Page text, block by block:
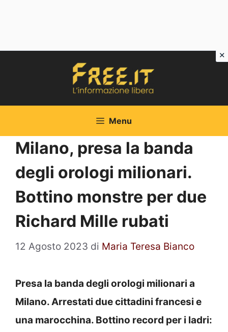
Menu
Milano, presa la banda
degli orologi milionari.
Bottino monstre per due
Richard Mille rubati
12 Agosto 2023 di Maria Teresa Bianco
Presa la banda degli orologi milionari a
Milano. Arrestati due cittadini francesi e
una marocchina. Bottino record per i ladri: